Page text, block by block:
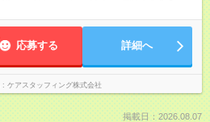
応募する 詳細へ
ケアスタッフィング株式会社
掲載日：2026.08.07